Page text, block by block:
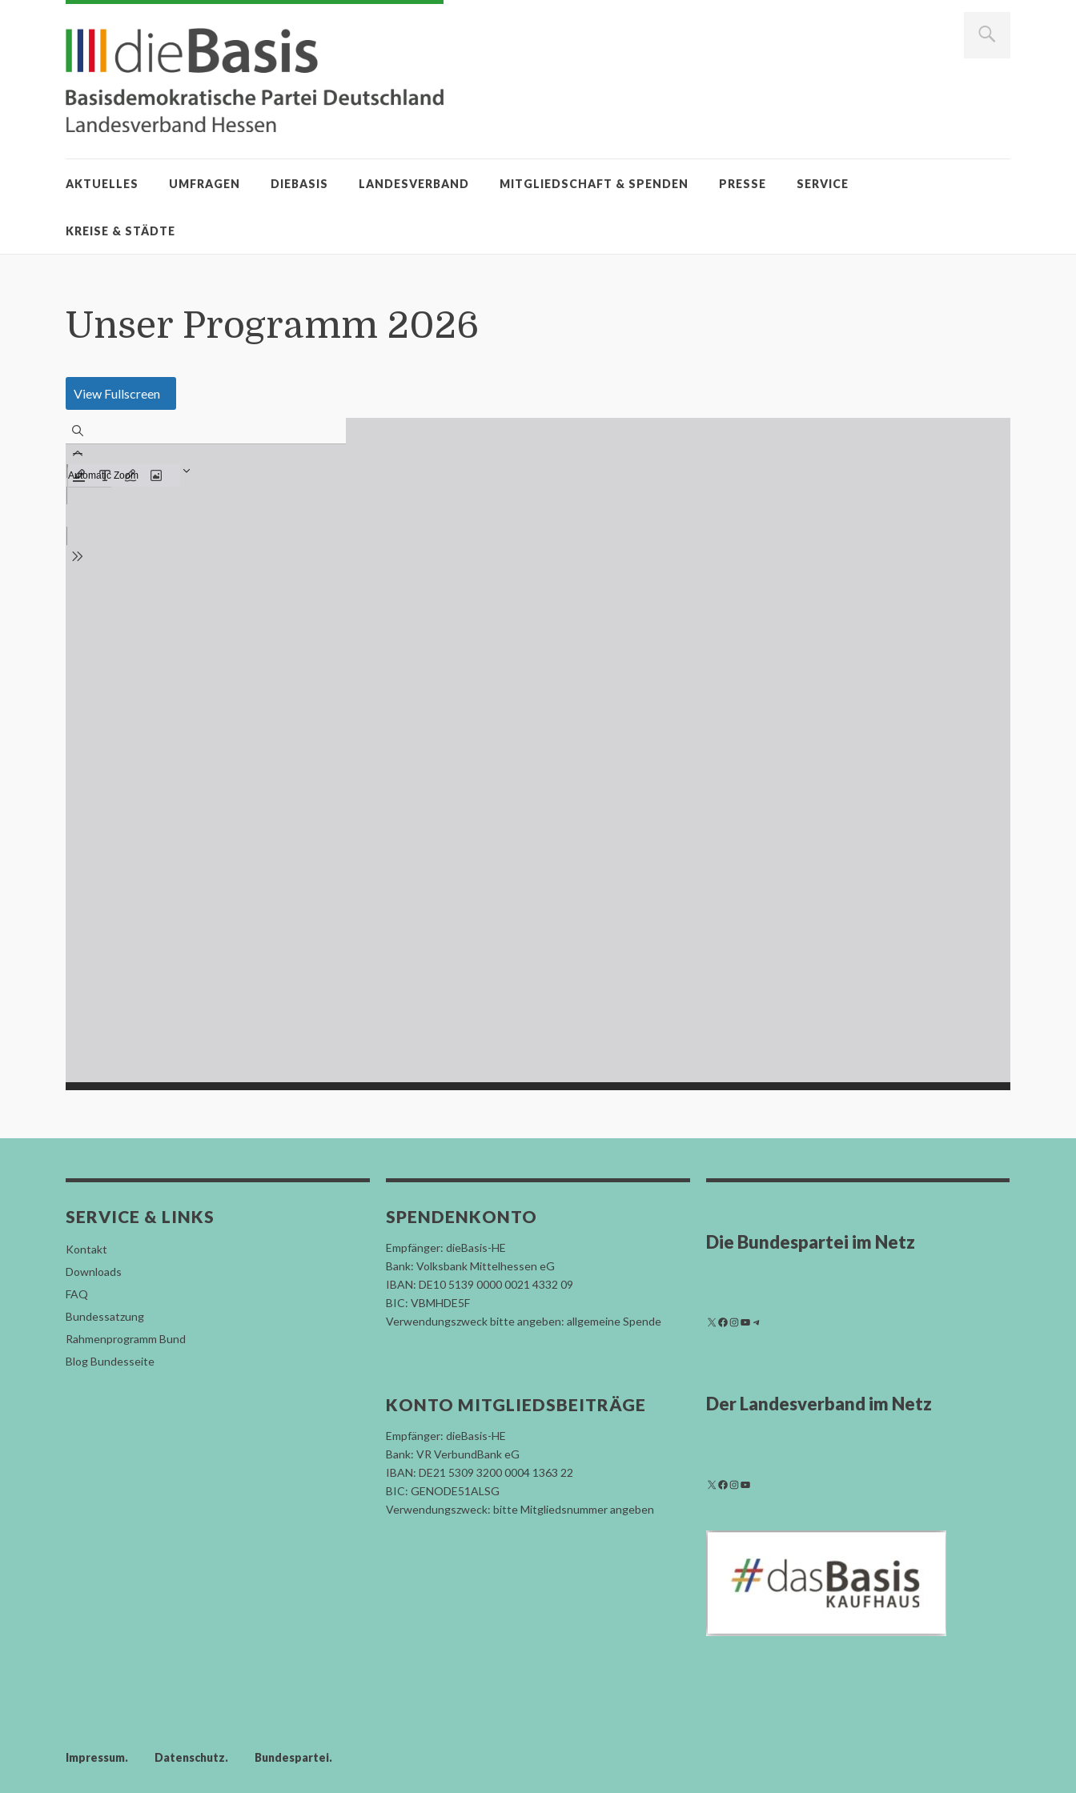
AKTUELLES UMFRAGEN DIEBASIS LANDESVERBAND MITGLIEDSCHAFT & SPENDEN PRESSE SERVICE
KREISE & STÄDTE
Unser Programm 2026
View Fullscreen
SERVICE & LINKS
Kontakt
Downloads
FAQ
Bundessatzung
Rahmenprogramm Bund
Blog Bundesseite
SPENDENKONTO
Empfänger: dieBasis-HE
Bank: Volksbank Mittelhessen eG
IBAN: DE10 5139 0000 0021 4332 09
BIC: VBMHDE5F
Verwendungszweck bitte angeben: allgemeine Spende
KONTO MITGLIEDSBEITRÄGE
Empfänger: dieBasis-HE
Bank: VR VerbundBank eG
IBAN: DE21 5309 3200 0004 1363 22
BIC: GENODE51ALSG
Verwendungszweck: bitte Mitgliedsnummer angeben
Die Bundespartei im Netz
Der Landesverband im Netz
Impressum Datenschutz Bundespartei